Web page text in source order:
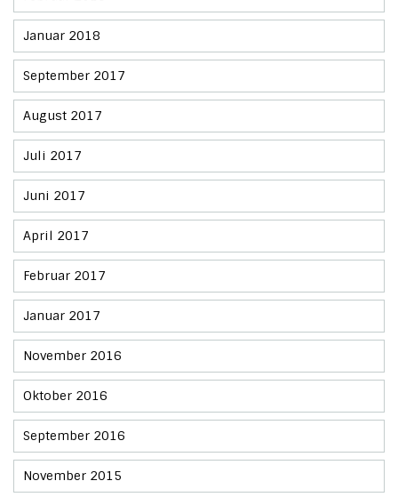
Januar 2018
September 2017
August 2017
Juli 2017
Juni 2017
April 2017
Februar 2017
Januar 2017
November 2016
Oktober 2016
September 2016
November 2015